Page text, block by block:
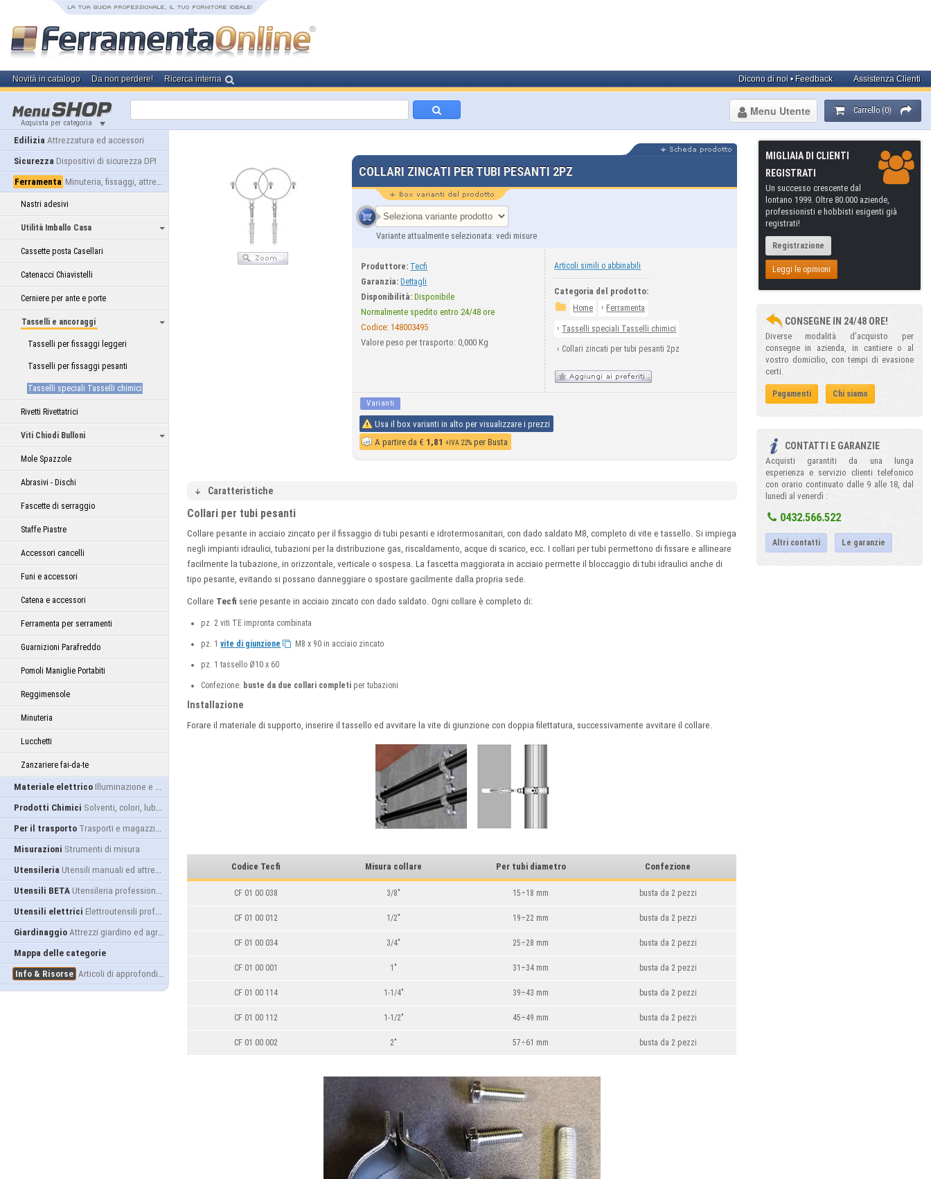
Novità in catalogo Da non perdere! Ricerca interna Assistenza Clienti
Dicono di noi • Feedback
Acquista per categoria
Carrello (0)
Menu Utente
Edilizia Attrezzatura ed accessori
Sicurezza Dispositivi di sicurezza DPI
Ferramenta Minuteria, fissaggi, attrezzatura
Nastri adesivi
Utilità Imballo Casa
Cassette posta Casellari
Catenacci Chiavistelli
Cerniere per ante e porte
Tasselli e ancoraggi
Tasselli per fissaggi leggeri
Tasselli per fissaggi pesanti
Tasselli speciali Tasselli chimici
Rivetti Rivettatrici
Viti Chiodi Bulloni
Mole Spazzole
Abrasivi - Dischi
Fascette di serraggio
Staffe Piastre
Accessori cancelli
Funi e accessori
Catena e accessori
Ferramenta per serramenti
Guarnizioni Parafreddo
Pomoli Maniglie Portabiti
Reggimensole
Minuteria
Lucchetti
Zanzariere fai-da-te
Materiale elettrico Illuminazione e alimentazione
Prodotti Chimici Solventi, colori, lubrificanti...
Per il trasporto Trasporti e magazzino
Misurazioni Strumenti di misura
Utensileria Utensili manuali ed attrezzature
Utensili BETA Utensileria professionale
Utensili elettrici Elettroutensili professionali
Giardinaggio Attrezzi giardino ed agricoltura
Mappa delle categorie
Info & Risorse Articoli di approfondimento
COLLARI ZINCATI PER TUBI PESANTI 2PZ
Variante attualmente selezionata: vedi misure
Produttore: Tecfi
Garanzia: Dettagli
Disponibilità: Disponibile
Normalmente spedito entro 24/48 ore
Codice:148003495
Valore peso per trasporto: 0,000 Kg
Articoli simili o abbinabili
Categoria del prodotto:
Home › Ferramenta
› Tasselli speciali Tasselli chimici
› Collari zincati per tubi pesanti 2pz
Varianti
Usa il box varianti in alto per visualizzare i prezzi
A partire da € 1,81 +IVA 22% per Busta
Caratteristiche
Collari per tubi pesanti
Collare pesante in acciaio zincato per il fissaggio di tubi pesanti e idrotermosanitari, con dado saldato M8, completo di vite e tassello. Si impiega
negli impianti idraulici, tubazioni per la distribuzione gas, riscaldamento, acque di scarico, ecc. I collari per tubi permettono di fissare e allineare
facilmente la tubazione, in orizzontale, verticale o sospesa. La fascetta maggiorata in acciaio permette il bloccaggio di tubi idraulici anche di
tipo pesante, evitando si possano danneggiare o spostare gacilmente dalla propria sede.
Collare Tecfi serie pesante in acciaio zincato con dado saldato. Ogni collare è completo di:
pz. 2 viti TE impronta combinata
pz. 1vite di giunzione M8 x 90 in acciaio zincato
pz. 1 tassello Ø10 x 60
Confezione: buste da due collari completi per tubazioni
Installazione
Forare il materiale di supporto, inserire il tassello ed avvitare la vite di giunzione con doppia filettatura, successivamente avvitare il collare.
Codice Tecfi Misura collare Per tubi diametro Confezione
CF 01 00 038 3/8" 15÷18 mm busta da 2 pezzi
CF 01 00 012 1/2" 19÷22 mm busta da 2 pezzi
CF 01 00 034 3/4" 25÷28 mm busta da 2 pezzi
CF 01 00 001 1" 31÷34 mm busta da 2 pezzi
CF 01 00 114 1-1/4" 39÷43 mm busta da 2 pezzi
CF 01 00 112 1-1/2" 45÷49 mm busta da 2 pezzi
CF 01 00 002 2" 57÷61 mm busta da 2 pezzi
MIGLIAIA DI CLIENTI
REGISTRATI
Un successo crescente dal
lontano 1999. Oltre 80.000 aziende,
professionisti e hobbisti esigenti già
registrati!
Registrazione
Leggi le opinioni
CONSEGNE IN 24/48 ORE!
Diverse modalità d'acquisto per
consegne in azienda, in cantiere o al
vostro domicilio, con tempi di evasione
certi.
Pagamenti Chi siamo
CONTATTI E GARANZIE
Acquisti garantiti da una lunga
esperienza e servizio clienti telefonico
con orario continuato dalle 9 alle 18, dal
lunedì al venerdì :
0432.566.522
Altri contatti Le garanzie